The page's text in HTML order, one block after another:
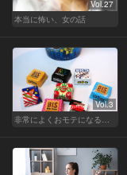
Vol.27
本当に怖い、女の話
Vol.3
非常によくおモテになる殿方のホワイトデー